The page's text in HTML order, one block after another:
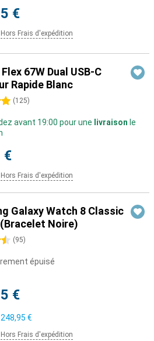
€
Hors Frais d'expédition
67W Dual USB-C
Rapide Blanc
(125)
avant 19:00 pour une livraison le
€
Hors Frais d'expédition
Galaxy Watch 8 Classic
Noire)
(95)
épuisé
€
248,95 €
Hors Frais d'expédition